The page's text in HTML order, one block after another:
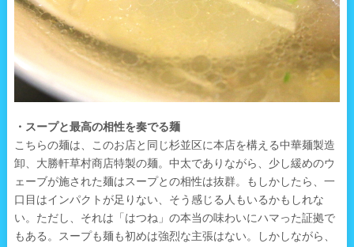
・スープと最高の相性を奏でる麺
こちらの麺は、このお店と同じ杉並区に本店を構える中華麺製造
卸、大勝軒草村商店特製の麺。中太でありながら、少し緩めのウ
ェーブが施された麺はスープとの相性は抜群。もしかしたら、一
口目はインパクトが足りない、そう感じる人もいるかもしれな
い。ただし、それは「はつね」の本当の味わいにハマった証拠で
もある。スープも麺も初めは強烈な主張はない。しかしながら、